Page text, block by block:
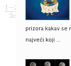
prizora kakav se
najveći koji ...